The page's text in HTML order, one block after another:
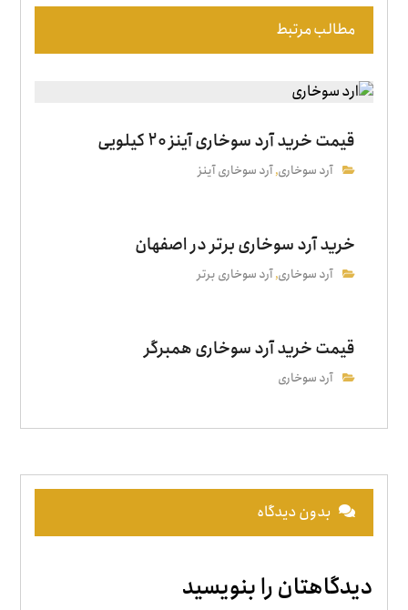
مطالب مرتبط
قیمت خرید آرد سوخاری آینز 20 کیلویی
آرد سوخاری,آرد سوخاری آینز
خرید آرد سوخاری برتر در اصفهان
آرد سوخاری,آرد سوخاری برتر
قیمت خرید آرد سوخاری همبرگر
آرد سوخاری
بدون دیدگاه
دیدگاهتان را بنویسید